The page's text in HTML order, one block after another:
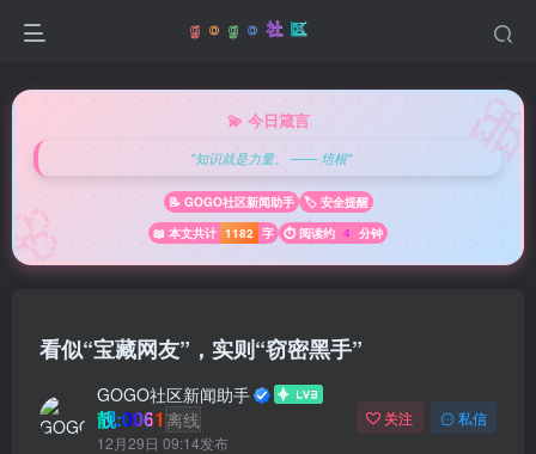
💫 今日箴言
"知识就是力量。 —— 培根"
📝 GOGO社区新闻助手
🏷️ 安全提醒
📖 本文共计 1182 字 ⏱️ 阅读约 4 分钟
看似“宝藏网友”，实则“窃密黑手”
GOGO社区新闻助手
靓:0061 离线
12月29日 09:14发布
关注 私信